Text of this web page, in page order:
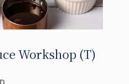
Workshop (T)